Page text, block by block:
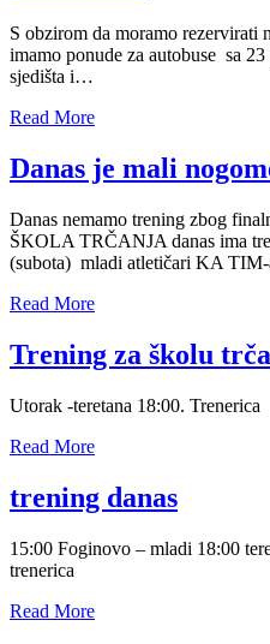
S obzirom da moramo rezervirati
imamo ponude za autobuse sa
sjedišta i…
Read More
Danas je mali
Danas nemamo trening zbog
ŠKOLA TRČANJA danas ima
(subota) mladi atletičari KA
Read More
Trening za školu
Utorak -teretana 18:00. Trenerica
Read More
trening danas
15:00 Foginovo – mladi 18:00
trenerica
Read More